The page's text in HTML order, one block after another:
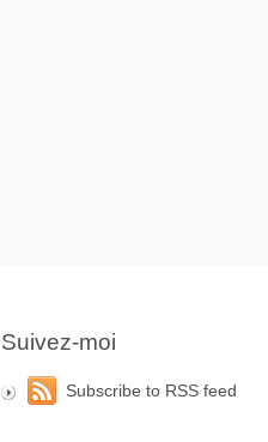
Suivez-moi
Subscribe to RSS feed